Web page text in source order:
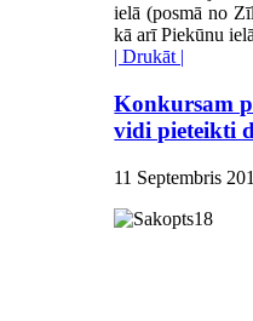
ielā (posmā no
kā arī Piekūnu
| Drukāt |
Konkursam
vidi pieteikti
11 Septembris